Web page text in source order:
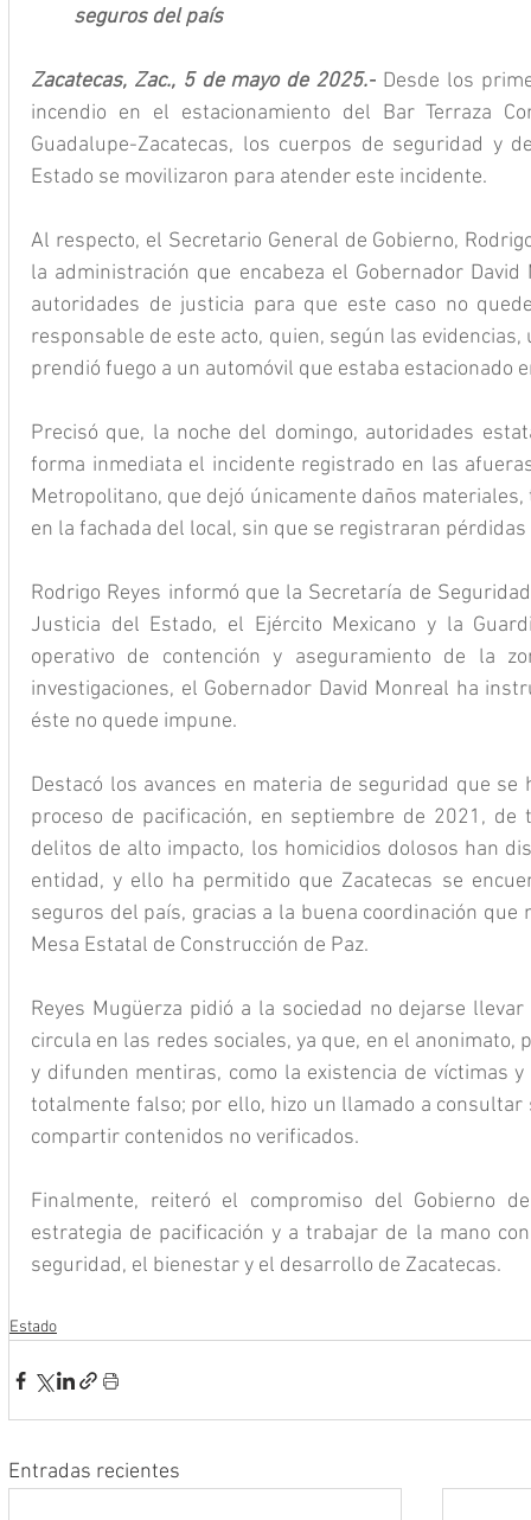
seguros del país
Zacatecas, Zac., 5 de mayo de 2025.- Desde los
incendio en el estacionamiento del Bar Terraza
Guadalupe-Zacatecas, los cuerpos de seguridad y
Estado se movilizaron para atender este incidente.
Al respecto, el Secretario General de Gobierno,
la administración que encabeza el Gobernador
autoridades de justicia para que este caso no
responsable de este acto, quien, según las
prendió fuego a un automóvil que estaba estacionado
Precisó que, la noche del domingo, autoridades
forma inmediata el incidente registrado en las
Metropolitano, que dejó únicamente daños
en la fachada del local, sin que se registraran
Rodrigo Reyes informó que la Secretaría de
Justicia del Estado, el Ejército Mexicano y la
operativo de contención y aseguramiento de la
investigaciones, el Gobernador David Monreal ha
éste no quede impune.
Destacó los avances en materia de seguridad que
proceso de pacificación, en septiembre de 2021,
delitos de alto impacto, los homicidios dolosos han
entidad, y ello ha permitido que Zacatecas se
seguros del país, gracias a la buena coordinación
Mesa Estatal de Construcción de Paz.
Reyes Mugüerza pidió a la sociedad no dejarse
circula en las redes sociales, ya que, en el anonimato,
y difunden mentiras, como la existencia de víctimas
totalmente falso; por ello, hizo un llamado a
compartir contenidos no verificados.
Finalmente, reiteró el compromiso del Gobierno
estrategia de pacificación y a trabajar de la mano
seguridad, el bienestar y el desarrollo de Zacatecas.
Estado
Entradas recientes